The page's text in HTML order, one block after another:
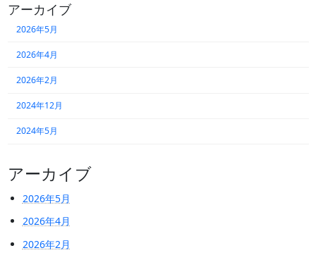
アーカイブ
2026年5月
2026年4月
2026年2月
2024年12月
2024年5月
アーカイブ
2026年5月
2026年4月
2026年2月